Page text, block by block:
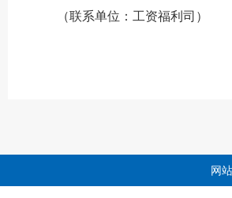
（联系单位：工资福利司）
网